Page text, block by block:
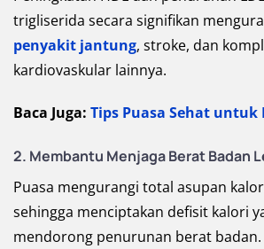
trigliserida secara signifikan
penyakit jantung, stroke, dan
kardiovaskular lainnya.
Baca Juga: Tips Puasa Sehat untuk
2. Membantu Menjaga Berat Badan
Puasa mengurangi total asupan
sehingga menciptakan defisit kalori
mendorong penurunan berat badan.